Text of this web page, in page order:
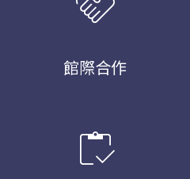
館際合作
inventory